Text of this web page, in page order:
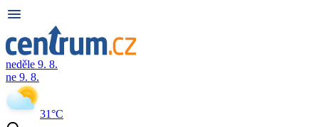
neděle 9. 8.
ne 9. 8.
31°C